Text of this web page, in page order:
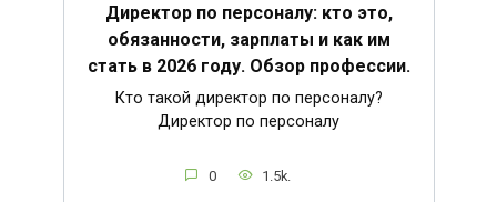
Директор по персоналу: кто это,
обязанности, зарплаты и как им
стать в 2026 году. Обзор профессии.
Кто такой директор по персоналу?
Директор по персоналу
0 1.5k.